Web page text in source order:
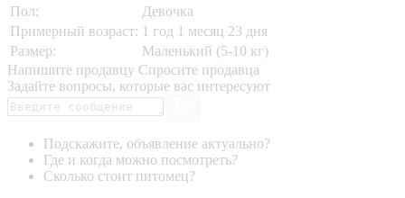
Пол:
Девочка
Примерный возраст: 1 год 1 месяц 23 дня
Размер:
Маленький (5-10 кг)
Напишите продавцу Спросите продавца
Задайте вопросы, которые вас интересуют
Подскажите, объявление актуально?
Где и когда можно посмотреть?
Сколько стоит питомец?